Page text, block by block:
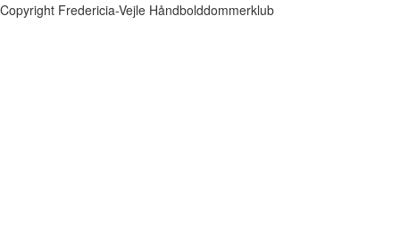
Copyright Fredericia-Vejle Håndbolddommerklub